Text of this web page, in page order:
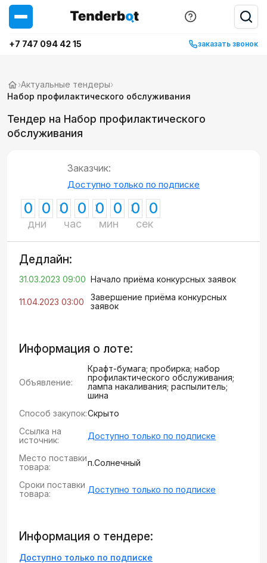
+7 747 094 42 15 заказать звонок
›Актуальные тендеры›
Набор профилактического обслуживания
Тендер на Набор профилактического
обслуживания
Заказчик:
Доступно только по подписке
0 0
дни
0 0
час
0 0
мин
0 0
сек
Дедлайн:
31.03.2023 09:00 Начало приёма конкурсных заявок
11.04.2023 03:00
Завершение приёма конкурсных
заявок
Информация о лоте:
Объявление:
Крафт-бумага; пробирка; набор
профилактического обслуживания;
лампа накаливания; распылитель;
шина
Способ закупок:Скрыто
Ссылка на
источник:
Доступно только по подписке
Место поставки
товара:
п.Солнечный
Сроки поставки
товара:
Доступно только по подписке
Информация о тендере:
Доступно только по подписке